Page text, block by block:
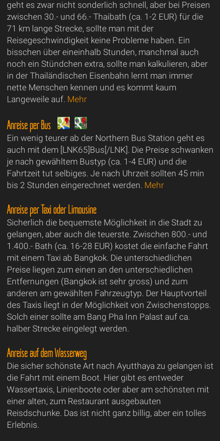
geht es zwar nicht sonderlich schnell, aber bei Preisen
zwischen 30.- und 66.- Thaibath (ca. 1-2 EUR) für die
71 km lange Strecke, sollte man mit der
Reisegeschwindigkeit keine Probleme haben. Ein
bisschen über eineinhalb Stunden, manchmal auch
noch ein Stündchen extra, sollte man kalkulieren, aber
in der Thailändischen Eisenbahn lernt man immer
nette Menschen kennen und es kommt kaum
Langeweile auf. Mehr
Anreise per Bus
Ein wenig teurer ab der Northern Bus Station geht es
auch mit dem [LNK65]Bus[/LNK]. Die Preise schwanken
je nach gewähltem Bustyp (ca. 1-4 EUR) und die
Fahrtzeit tut selbiges. Je nach Uhrzeit sollten 45 min
bis 2 Stunden eingerechnet werden. Mehr
Anreise per Taxi oder Limousine
Sicherlich die bequemste Möglichkeit in die Stadt zu
gelangen, aber auch die teuerste. Zwischen 800.- und
1.400.- Bath (ca. 16-28 EUR) kostet die einfache Fahrt
mit einem Taxi ab Bangkok. Die unterschiedlichen
Preise liegen zum einen an den unterschiedlichen
Entfernungen (Bangkok ist sehr gross) und zum
anderen am gewählten Fahrzeugtyp. Der Hauptvorteil
des Taxis liegt in der Möglichkeit von Zwischenstopps.
Solch einer sollte am Bang Pha Inn Palast auf ca.
halber Strecke eingelegt werden.
Anreise auf dem Wasserweg
Die sicher schönste Art nach Ayutthaya zu gelangen ist
die Fahrt mit einem Boot. Hier gibt es entweder
Wassertaxis, Linienboote oder aber am schönsten mit
einer alten, zum Restaurant ausgebauten
Reisdschunke. Das ist nicht ganz billig, aber ein tolles
Erlebnis.